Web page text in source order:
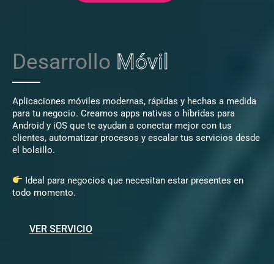
Desarrollo Móvil
Aplicaciones móviles modernas, rápidas y hechas a medida
para tu negocio. Creamos apps nativas o híbridas para
Android y iOS que te ayudan a conectar mejor con tus
clientes, automatizar procesos y escalar tus servicios desde
el bolsillo.
Ideal para negocios que necesitan estar presentes en
todo momento.
VER SERVICIO